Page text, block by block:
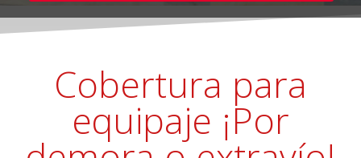
Cobertura para
equipaje ¡Por